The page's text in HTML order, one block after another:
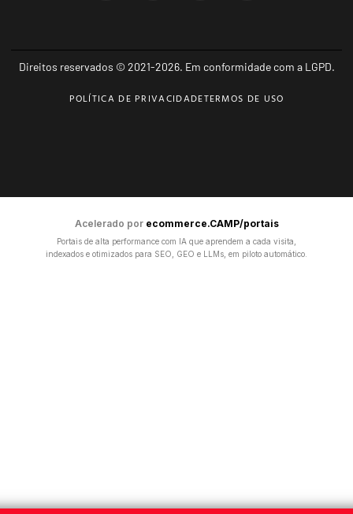
Direitos reservados © 2021-2026. Em conformidade com a LGPD.
POLÍTICA DE PRIVACIDADETERMOS DE USO
Acelerado por ecommerce.CAMP/portais
Portais de alta performance com IA que aprendem a cada visita,
indexados e otimizados para SEO, GEO e LLMs, em piloto automático.